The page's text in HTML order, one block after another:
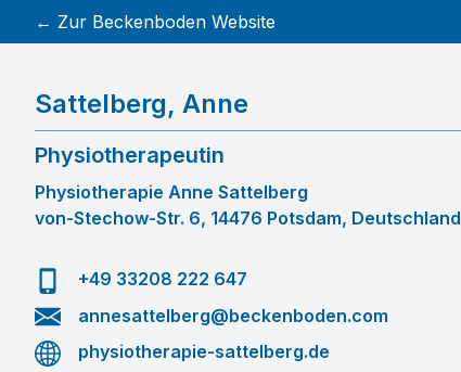
← Zur Beckenboden Website
Sattelberg, Anne
Physiotherapeutin
Physiotherapie Anne Sattelberg
von-Stechow-Str. 6, 14476 Potsdam, Deutschland
+49 33208 222 647
annesattelberg@beckenboden.com
physiotherapie-sattelberg.de